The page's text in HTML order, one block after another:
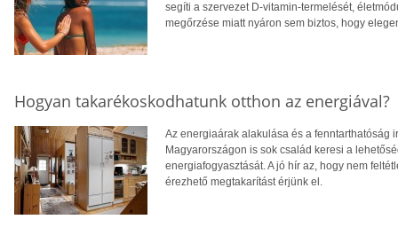
segíti a szervezet D-vitamin-termelését,
megőrzése miatt nyáron sem biztos, hogy
Hogyan takarékoskodhatunk otthon az energiával?
Az energiaárak alakulása és a fenntarthatóság
Magyarországon is sok család keresi a
energiafogyasztását. A jó hír az, hogy nem
érezhető megtakarítást érjünk el.